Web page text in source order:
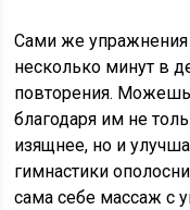
Сами же
несколько минут в
повторения.
благодаря им не
изящнее, но и
гимнастики
сама себе массаж